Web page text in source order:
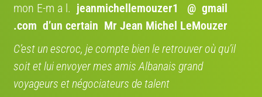
Route, Course
mon E-m a l. jeanmichellemouzer1 @ gmail
.com d’un certain Mr Jean Michel LeMouzer
C’est un escroc, je compte bien le retrouver où qu’il
soit et lui envoyer mes amis Albanais grand
voyageurs et négociateurs de talent